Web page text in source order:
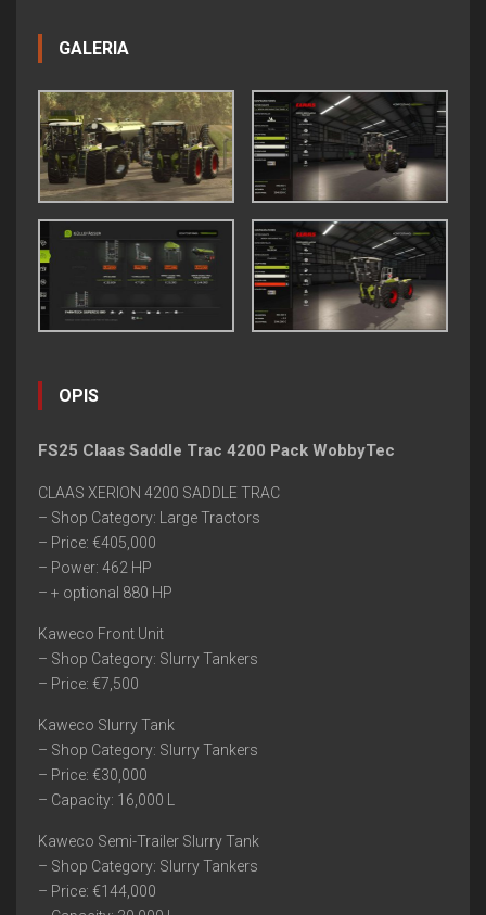
GALERIA
OPIS
FS25 Claas Saddle Trac 4200 Pack WobbyTec
CLAAS XERION 4200 SADDLE TRAC
– Shop Category: Large Tractors
– Price: €405,000
– Power: 462 HP
– + optional 880 HP
Kaweco Front Unit
– Shop Category: Slurry Tankers
– Price: €7,500
Kaweco Slurry Tank
– Shop Category: Slurry Tankers
– Price: €30,000
– Capacity: 16,000 L
Kaweco Semi-Trailer Slurry Tank
– Shop Category: Slurry Tankers
– Price: €144,000